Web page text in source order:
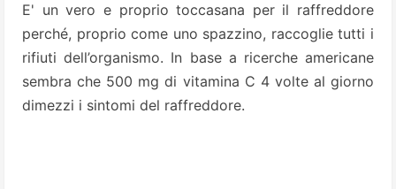
E' un vero e proprio toccasana per il raffreddore
perché, proprio come uno spazzino, raccoglie tutti i
rifiuti dell’organismo. In base a ricerche americane
sembra che 500 mg di vitamina C 4 volte al giorno
dimezzi i sintomi del raffreddore.